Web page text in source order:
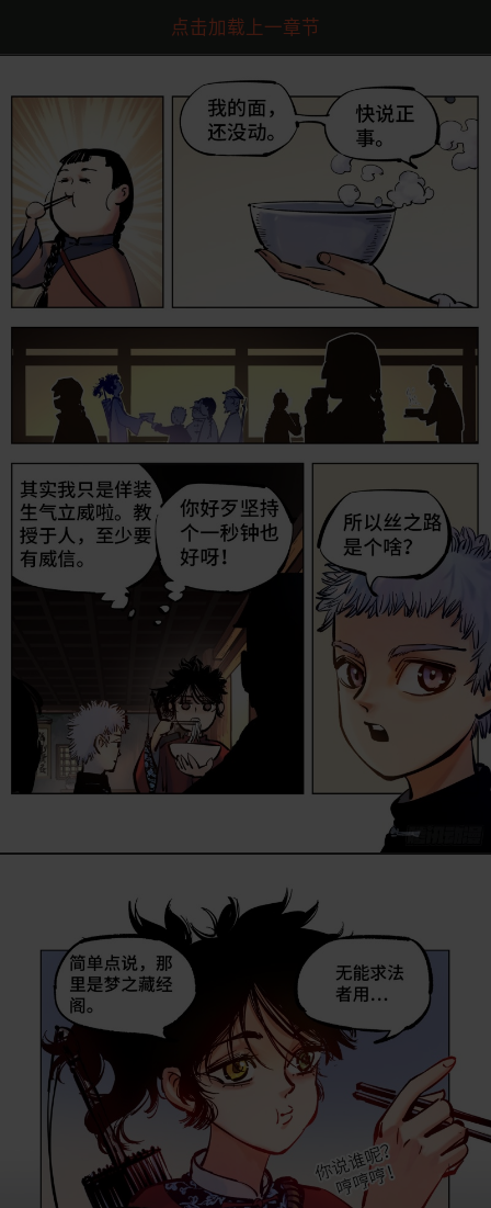
点击加载上一章节